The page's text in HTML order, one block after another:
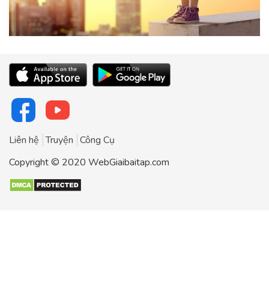
Liên hệ Truyện Công Cụ
Copyright © 2020 WebGiaibaitap.com